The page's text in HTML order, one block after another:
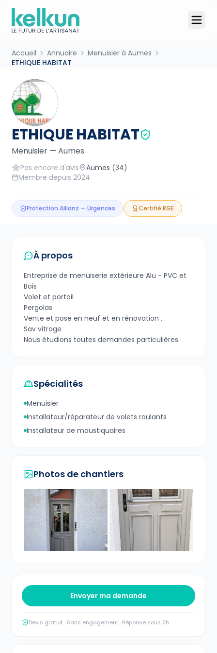
Accueil Annuaire
Menuisier à Aumes
ETHIQUE HABITAT
ETHIQUE HABITAT
Menuisier — Aumes
Pas encore d'avis Aumes (34)
Membre depuis 2024
Protection Allianz — Urgences Certifié RGE
À propos
Entreprise de menuiserie extérieure Alu - PVC et
Bois
Volet et portail
Pergolas
Vente et pose en neuf et en rénovation .
Sav vitrage
Nous étudions toutes demandes particulières.
Spécialités
Menuisier
Installateur/réparateur de volets roulants
Installateur de moustiquaires
Photos de chantiers
Envoyer ma demande
Devis gratuit · Sans engagement · Réponse sous 2h